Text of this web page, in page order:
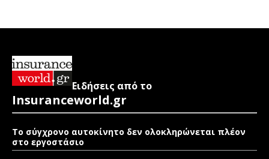
Ειδήσεις από το
Insuranceworld.gr
Το σύγχρονο αυτοκίνητο δεν ολοκληρώνεται πλέον
στο εργοστάσιο